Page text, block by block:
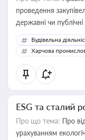
проведення
державні чи
Будівельна
Харчова
ESG та сталий
Про що тема: Про
урахуванням